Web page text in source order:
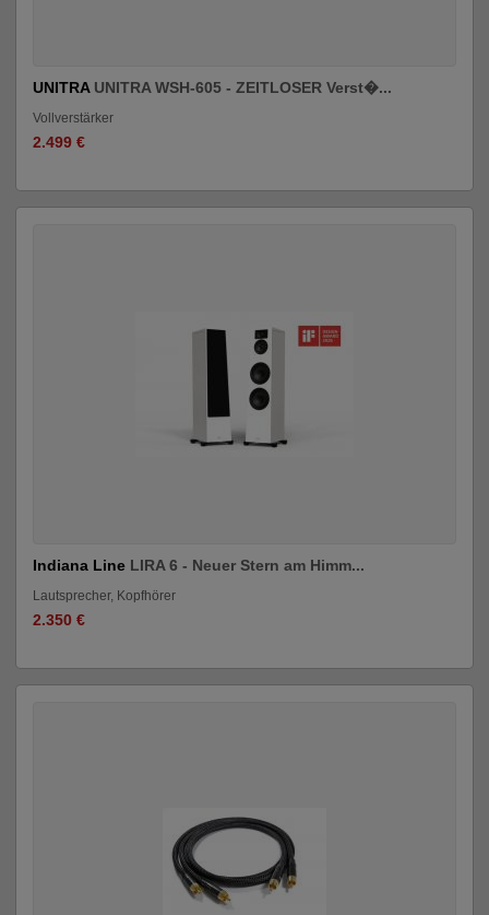
UNITRA UNITRA WSH-605 - ZEITLOSER Verst�...
Vollverstärker
2.499 €
Indiana Line LIRA 6 - Neuer Stern am Himm...
Lautsprecher, Kopfhörer
2.350 €